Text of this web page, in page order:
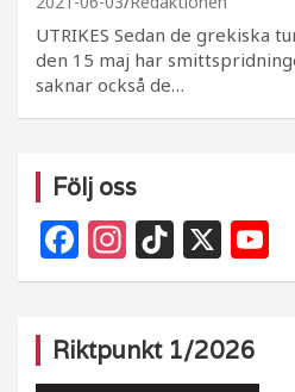
UTRIKES Sedan de grekiska
den 15 maj har
saknar också de…
Följ oss
F
a
e
In
st
g
Ti
k
o
X
o
Riktpunkt 1/2026